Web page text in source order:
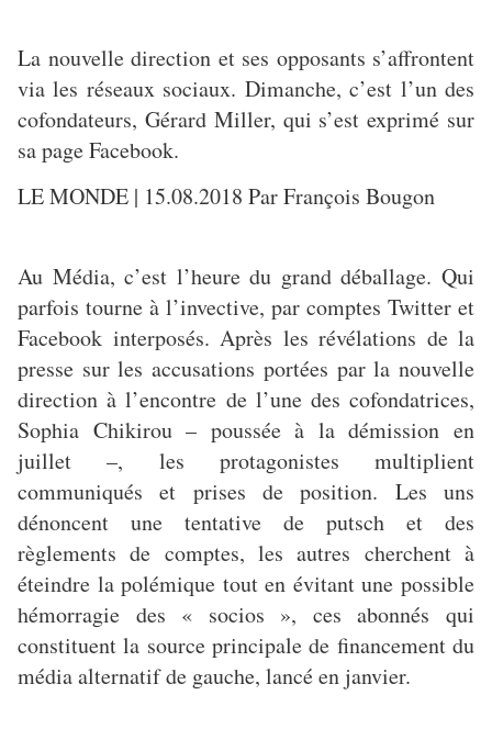
La nouvelle direction et ses opposants s’affrontent
via les réseaux sociaux. Dimanche, c’est l’un des
cofondateurs, Gérard Miller, qui s’est exprimé sur
sa page Facebook.
LE MONDE | 15.08.2018 Par François Bougon
Au Média, c’est l’heure du grand déballage. Qui
parfois tourne à l’invective, par comptes Twitter et
Facebook interposés. Après les révélations de la
presse sur les accusations portées par la nouvelle
direction à l’encontre de l’une des cofondatrices,
Sophia Chikirou – poussée à la démission en
juillet –, les protagonistes multiplient
communiqués et prises de position. Les uns
dénoncent une tentative de putsch et des
règlements de comptes, les autres cherchent à
éteindre la polémique tout en évitant une possible
hémorragie des « socios », ces abonnés qui
constituent la source principale de financement du
média alternatif de gauche, lancé en janvier.